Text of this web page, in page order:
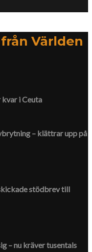
Världen
i Ceuta
– klättrar upp på
stödbrev till
– nu kräver tusentals